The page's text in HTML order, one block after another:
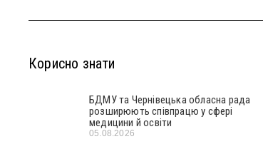
Корисно знати
БДМУ та Чернівецька обласна рада
розширюють співпрацю у сфері
медицини й освіти
05.08.2026